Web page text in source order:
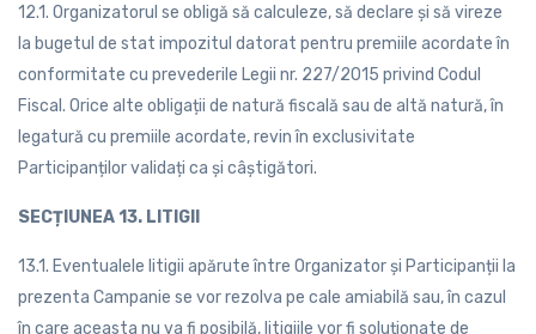
12.1. Organizatorul se obligă să calculeze, să declare și să vireze
la bugetul de stat impozitul datorat pentru premiile acordate în
conformitate cu prevederile Legii nr. 227/2015 privind Codul
Fiscal. Orice alte obligații de natură fiscală sau de altă natură, în
legatură cu premiile acordate, revin în exclusivitate
Participanților validați ca și câștigători.
SECȚIUNEA 13. LITIGII
13.1. Eventualele litigii apărute între Organizator și Participanții la
prezenta Campanie se vor rezolva pe cale amiabilă sau, în cazul
în care aceasta nu va fi posibilă, litigiile vor fi soluționate de